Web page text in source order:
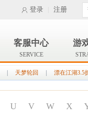
登录 注册
客服中心
SERVICE
游
天梦轮回 漂在江湖3.5
U V W X